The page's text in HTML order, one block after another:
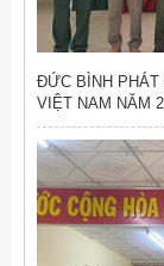
ĐỨC BÌNH PHÁT
VIỆT NAM NĂM